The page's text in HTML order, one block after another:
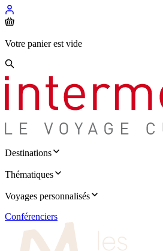
Votre panier est vide
Destinations
Thématiques
Voyages personnalisés
Conférenciers